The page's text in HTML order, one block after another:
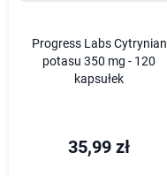
Progress Labs Cytrynian
potasu 350 mg - 120
kapsułek
35,99 zł